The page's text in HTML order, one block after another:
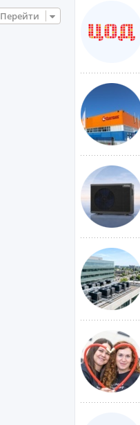
Перейти